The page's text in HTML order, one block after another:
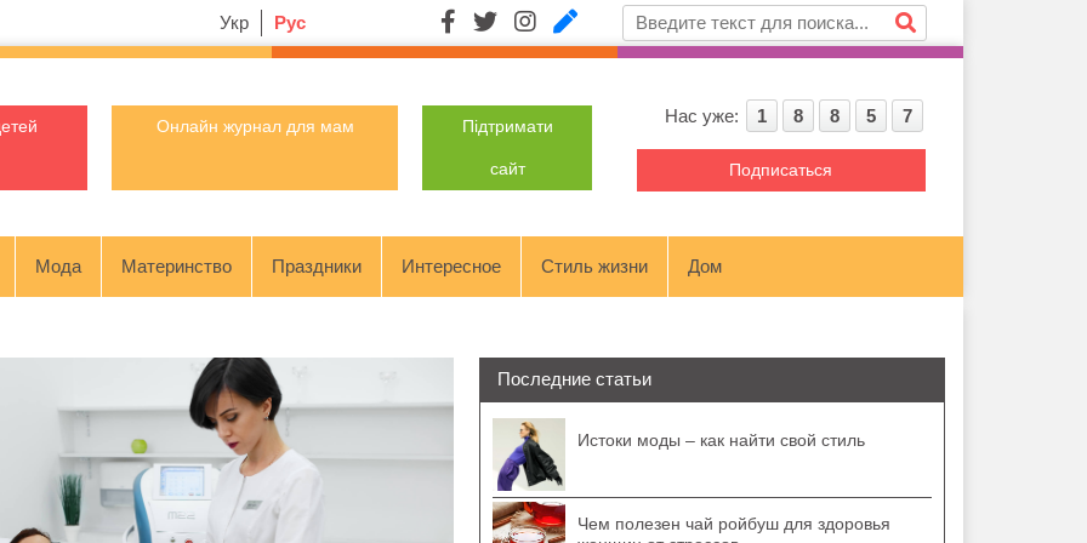
Укр Рус
Онлайн журнал для мам Підтримати
сайт
Нас уже: 1 8 8 5 7
Подписаться
Мода Материнство Праздники Интересное Стиль жизни Дом
Последние статьи
Истоки моды – как найти свой стиль
Чем полезен чай ройбуш для здоровья